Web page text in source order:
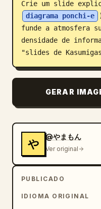
Atualizações
Crie um slide
diagrama ponchi-e
funde a atmosfera
densidade de
"slides de
GERAR
や
@やまもん
Ver original
PUBLICADO
IDIOMA ORIGINAL